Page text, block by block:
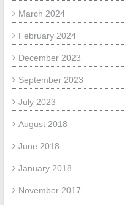
March 2024
February 2024
December 2023
September 2023
July 2023
August 2018
June 2018
January 2018
November 2017